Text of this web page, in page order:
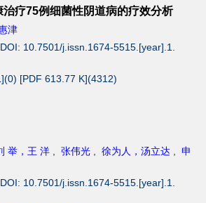
治疗75例细菌性阴道病的疗效分析
津
DOI: 10.7501/j.issn.1674-5515.[year].1.
0) [PDF 613.77 K](4312)
举，王 洋 , 张伟光 , 徐为人，汤立达 , 申
DOI: 10.7501/j.issn.1674-5515.[year].1.